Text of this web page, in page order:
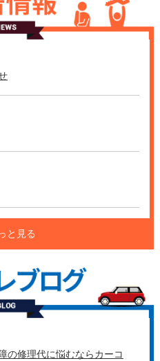
と見る
の修理代に悩むならカーコ